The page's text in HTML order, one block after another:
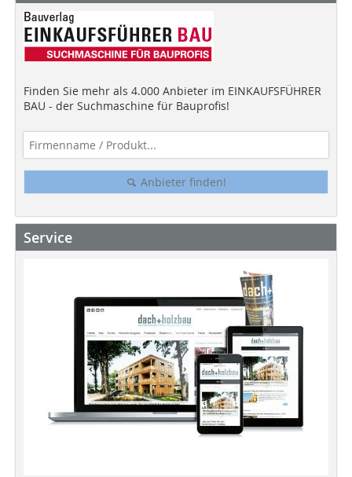
Finden Sie mehr als 4.000 Anbieter im EINKAUFSFÜHRER
BAU - der Suchmaschine für Bauprofis!
Anbieter finden!
Service